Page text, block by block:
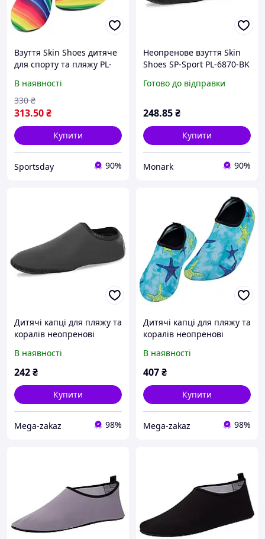
Взуття Skin Shoes дитяче
для спорту та пляжу PL-
В наявності
313.50₴
330 ₴
Купити
Sportsday 90%
Неопренове взуття Skin
Shoes SP-Sport PL-6870-BK
басейну
Готово до відправки
248.85₴
Купити
Monark 90%
Дитячі капці для пляжу та
коралів неопренові
Sport 6870 розмір 30-33
Black
В наявності
242₴
Купити
Mega-zakaz 98%
Дитячі капці для пляжу та
коралів неопренові
Sport 6963B розмір 28-29
В наявності
407₴
Купити
Mega-zakaz 98%